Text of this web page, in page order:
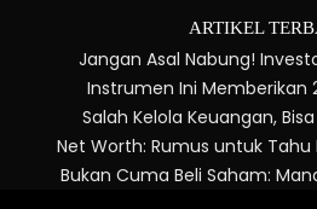
ARTIKEL
Jangan Asal Nabung!
Instrumen Ini Memberikan
Salah Kelola Keuangan,
Net Worth: Rumus untuk Tahu
Bukan Cuma Beli Saham: